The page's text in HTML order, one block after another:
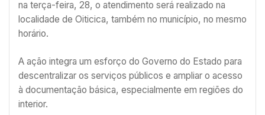
na terça-feira, 28, o atendimento será realizado na
localidade de Oiticica, também no município, no mesmo
horário.
A ação integra um esforço do Governo do Estado para
descentralizar os serviços públicos e ampliar o acesso
à documentação básica, especialmente em regiões do
interior.